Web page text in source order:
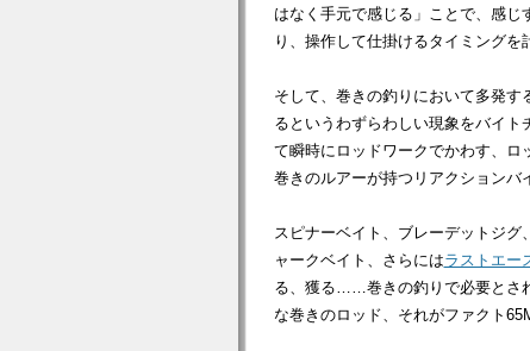
はなく手元で感じる」ことで、感
り、操作して仕掛けるタイミングを
そして、巻きの釣りにおいて多発
るというわずらわしい現象をバイト
て瞬時にロッドワークでかわす、ロ
巻きのルアーが持つリアクションバ
スピナーベイト、ブレーデットジ
ャークベイト、さらにはラストエー
る、獲る……巻きの釣りで必要とさ
な巻きのロッド、それがファクト